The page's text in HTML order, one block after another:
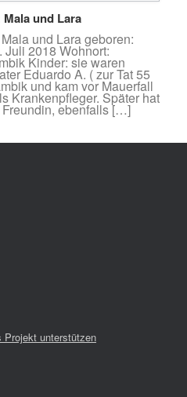
und Lara
und Lara geboren:
Juli 2018 Wohnort:
Kinder: sie waren
Eduardo A. ( zur Tat 55
und kam vor Mauerfall
Krankenpfleger. Später hat
ebenfalls […]
Projekt unterstützen